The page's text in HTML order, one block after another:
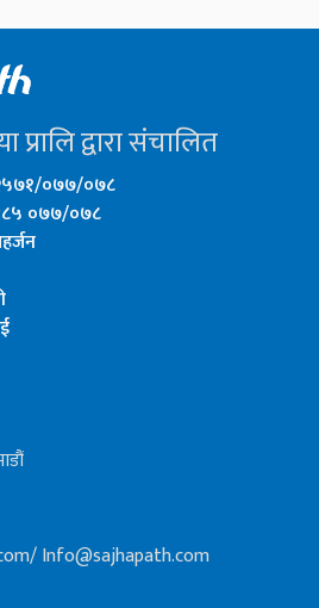
द्वारा संचालित
०७७/०७८
०७७/०७८
/Info@sajhapath.com